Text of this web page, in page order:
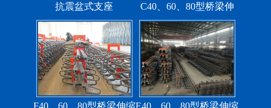
抗震盆式支座
C40、60、80型桥梁伸
缩缝